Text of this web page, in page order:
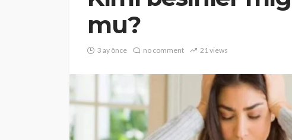
mu?
3 ay önce no comment 21 views